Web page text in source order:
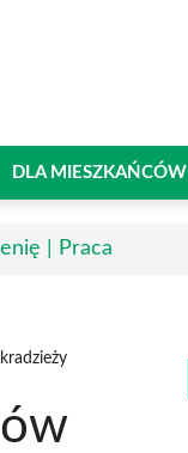
DLA MIESZKAŃCÓW
| Praca